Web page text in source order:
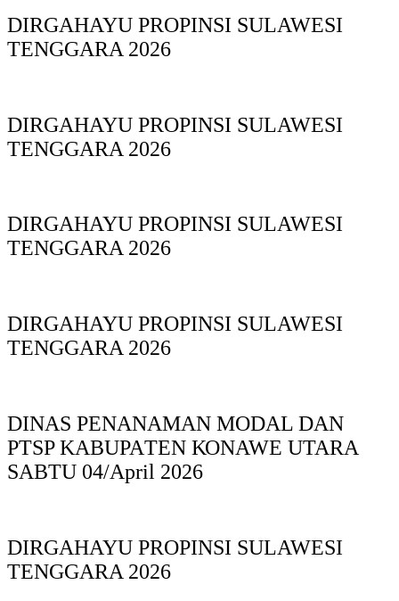
DIRGAHAYU PROPINSI SULAWESI
TENGGARA 2026
DIRGAHAYU PROPINSI SULAWESI
TENGGARA 2026
DIRGAHAYU PROPINSI SULAWESI
TENGGARA 2026
DIRGAHAYU PROPINSI SULAWESI
TENGGARA 2026
DINAS PΕΝΑΝΑΜAN MODAL DAN
PTSP KABUPAΤΕΝ ΚΟNAWE UTARA
SABTU 04/April 2026
DIRGAHAYU PROPINSI SULAWESI
TENGGARA 2026